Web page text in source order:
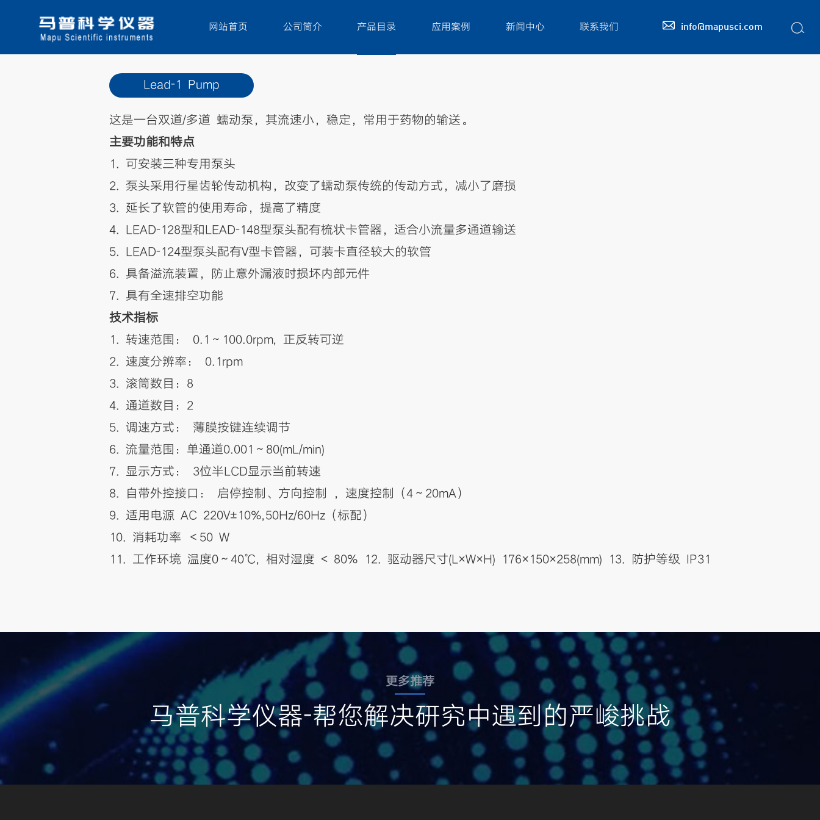
网站首页 公司简介 产品目录 应用案例 新闻中心 联系我们  info@mapusci.com
Lead-1 Pump
这是一台双道/多道 蠕动泵，其流速小，稳定，常用于药物的输送。
主要功能和特点
1. 可安装三种专用泵头
2. 泵头采用行星齿轮传动机构，改变了蠕动泵传统的传动方式，减小了磨损
3. 延长了软管的使用寿命，提高了精度
4. LEAD-128型和LEAD-148型泵头配有梳状卡管器，适合小流量多通道输送
5. LEAD-124型泵头配有V型卡管器，可装卡直径较大的软管
6. 具备溢流装置，防止意外漏液时损坏内部元件
7. 具有全速排空功能
技术指标
1. 转速范围： 0.1～100.0rpm, 正反转可逆
2. 速度分辨率： 0.1rpm
3. 滚筒数目：8
4. 通道数目：2
5. 调速方式： 薄膜按键连续调节
6. 流量范围：单通道0.001～80(mL/min)
7. 显示方式： 3位半LCD显示当前转速
8. 自带外控接口： 启停控制、方向控制 ，速度控制（4～20mA）
9. 适用电源 AC 220V±10%,50Hz/60Hz（标配）
10. 消耗功率 ＜50 W
11. 工作环境 温度0～40℃, 相对湿度 < 80% 12. 驱动器尺寸(L×W×H) 176×150×258(mm) 13. 防护等级 IP31
更多推荐
马普科学仪器-帮您解决研究中遇到的严峻挑战